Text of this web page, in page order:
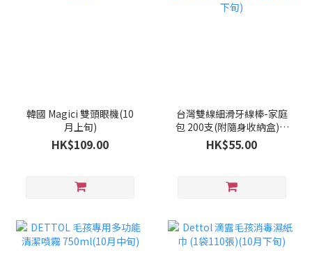
韓國 Magici 雙頭眼機(10
月上旬)
HK$109.00
台灣雙線細滑牙線棒-家庭
包 200支(附隨身收納盒)(9
月下旬)
HK$55.00